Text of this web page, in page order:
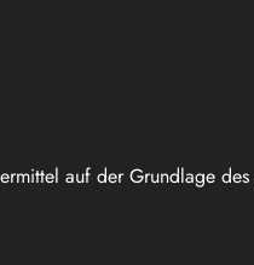
auf der Grundlage des